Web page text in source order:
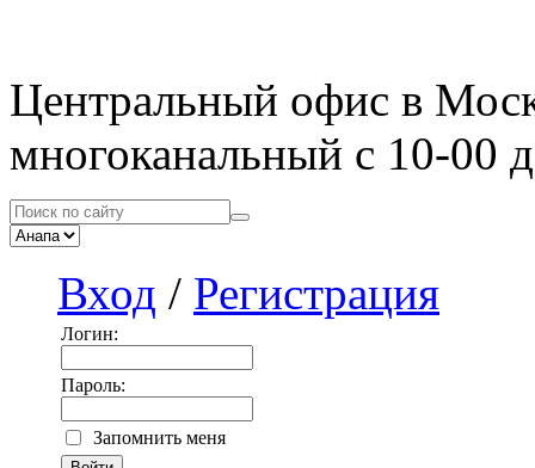
Центральный офис в
многоканальный с 10-00
Вход / Регистрация
Логин:
Пароль:
Запомнить меня